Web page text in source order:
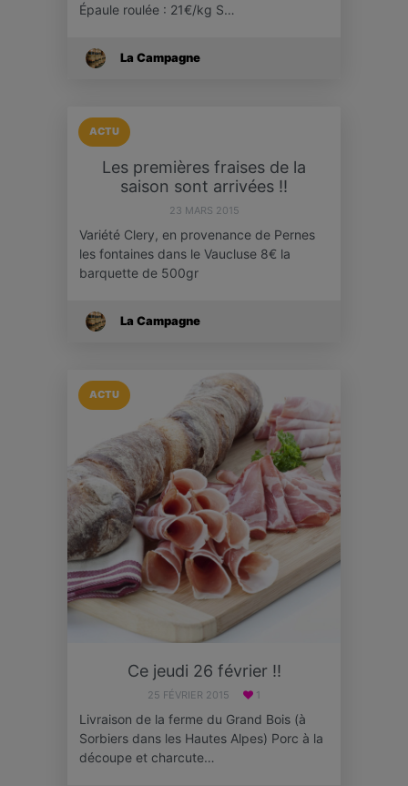
Épaule roulée : 21€/kg S…
La Campagne
ACTU
Les premières fraises de la
saison sont arrivées !!
23 MARS 2015
Variété Clery, en provenance de Pernes
les fontaines dans le Vaucluse 8€ la
barquette de 500gr
La Campagne
ACTU
Ce jeudi 26 février !!
25 FÉVRIER 2015 1
Livraison de la ferme du Grand Bois (à
Sorbiers dans les Hautes Alpes) Porc à la
découpe et charcute…